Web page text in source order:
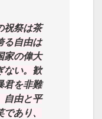
祝祭は茶
る自由は
家の偉大
ない。歓
君を非難
自由と平
あり、